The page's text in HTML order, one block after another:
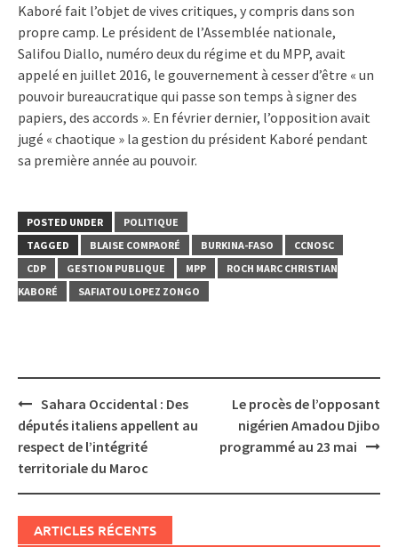
Kaboré fait l’objet de vives critiques, y compris dans son
propre camp. Le président de l’Assemblée nationale,
Salifou Diallo, numéro deux du régime et du MPP, avait
appelé en juillet 2016, le gouvernement à cesser d’être « un
pouvoir bureaucratique qui passe son temps à signer des
papiers, des accords ». En février dernier, l’opposition avait
jugé « chaotique » la gestion du président Kaboré pendant
sa première année au pouvoir.
POSTED UNDER
POLITIQUE
TAGGED
BLAISE COMPAORÉ BURKINA-FASO
CCNOSC
CDP
GESTION PUBLIQUE MPP
ROCH MARC CHRISTIAN
KABORÉ
SAFIATOU LOPEZ ZONGO
Post
navigation
Sahara Occidental : Des
députés italiens appellent au
respect de l’intégrité
territoriale du Maroc
Le procès de l’opposant
nigérien Amadou Djibo
programmé au 23 mai
ARTICLES RÉCENTS